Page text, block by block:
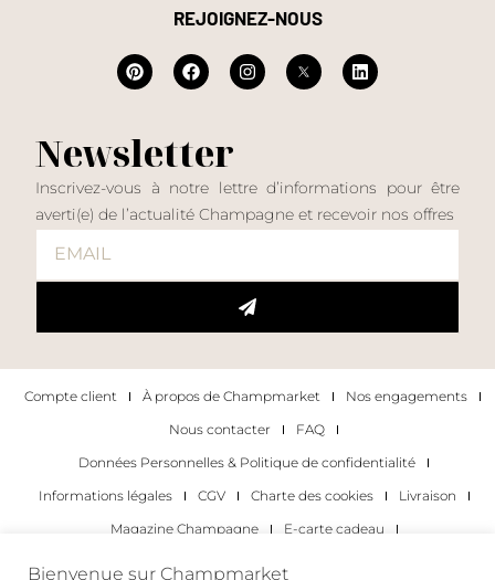
REJOIGNEZ-NOUS
Newsletter
Inscrivez-vous à notre lettre d’informations pour être
averti(e) de l’actualité Champagne et recevoir nos offres
Compte client À propos de Champmarket
Nos engagements
Nous contacter
FAQ
Données Personnelles & Politique de confidentialité
Informations légales
CGV Charte des cookies
Livraison
Magazine Champagne
E-carte cadeau
Bienvenue sur Champmarket